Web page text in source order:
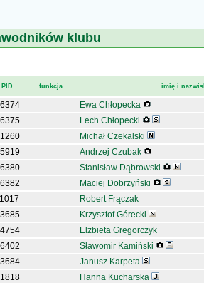
klubu
PID funkcja imię i
Ewa Chłopecka
Lech Chłopecki
Michał Czekalski
Andrzej Czubak
Stanisław Dąbrowski
Maciej Dobrzyński
Robert Frączak
Krzysztof Górecki
Elżbieta Gregorczyk
Sławomir Kamiński
Janusz Karpeta
Hanna Kucharska